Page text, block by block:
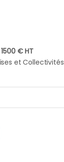
€ HT
et Collectivités
mat quantity